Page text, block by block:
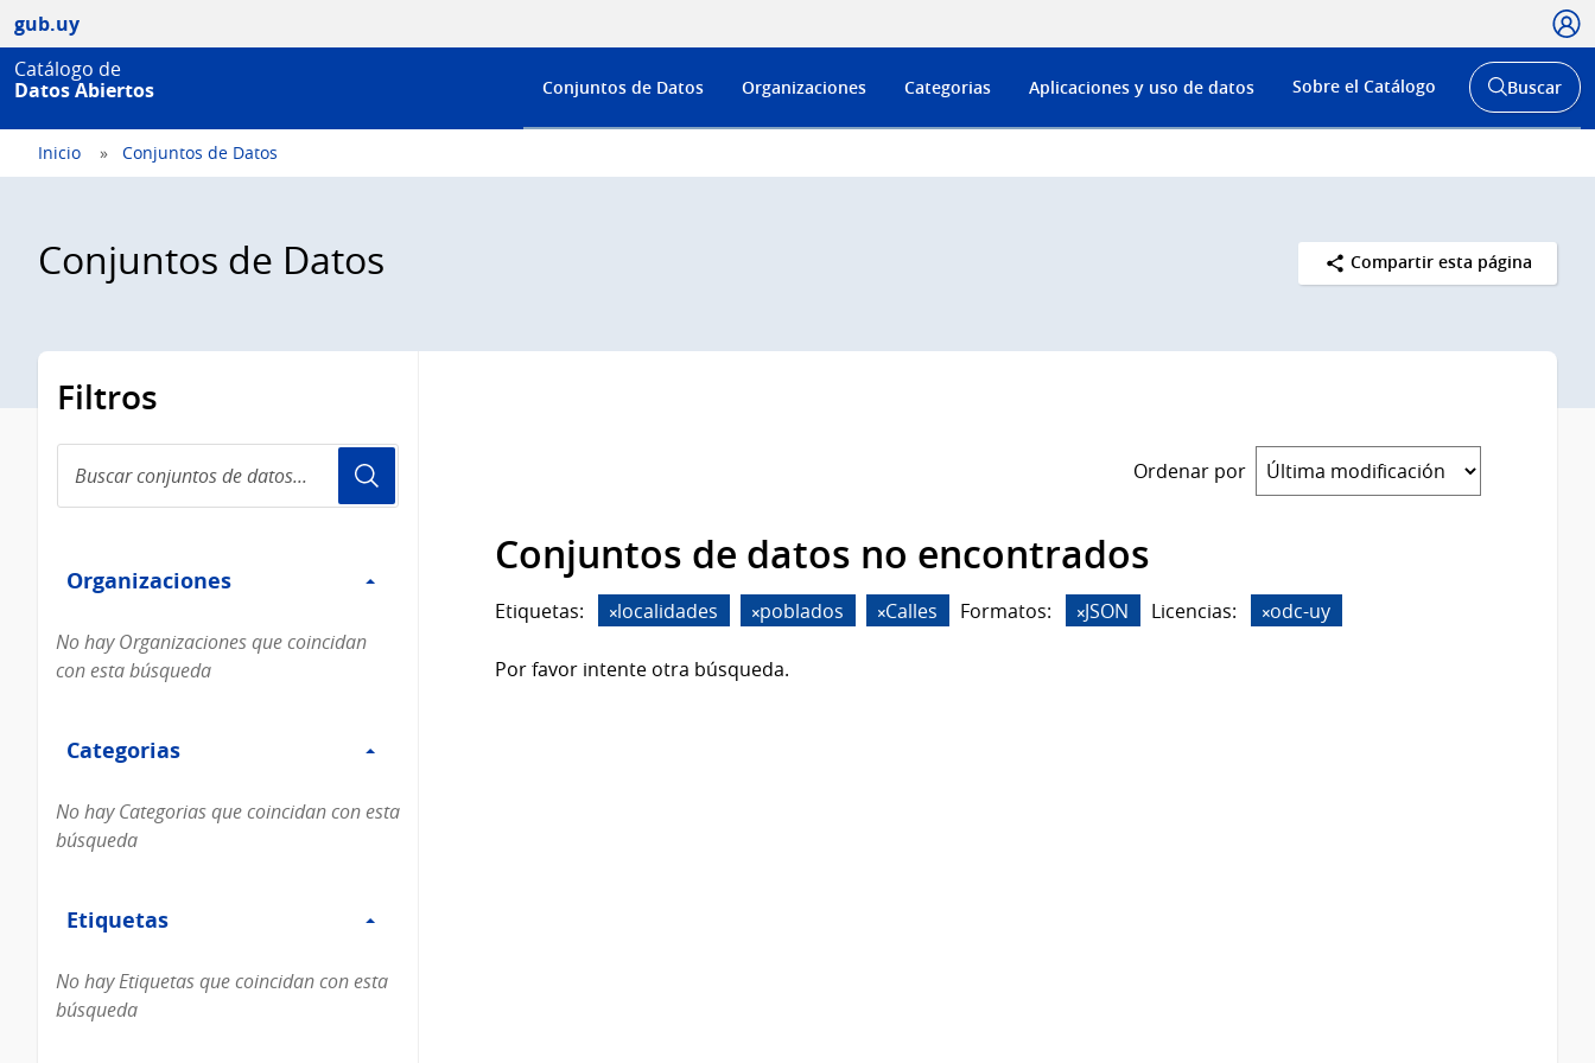
gub.uy
Catálogo de
Datos Abiertos
Menú
de
Conjuntos de Datos Organizaciones Categorias Aplicaciones y uso de datos Sobre el Catálogo
Abrir
buscador
Buscar
Inicio Conjuntos de Datos
Conjuntos de Datos Compartir esta página
Filtros
conjuntos
de
Organizaciones
Organizaciones
No hay Organizaciones que coincidan
con esta búsqueda
Categorias
Categorias
No hay Categorias que coincidan con esta
búsqueda
Etiquetas
Etiquetas
No hay Etiquetas que coincidan con esta
búsqueda
Ordenar por
Conjuntos de datos no encontrados
Etiquetas: localidades poblados Calles Formatos: JSON Licencias: odc-uy
Por favor intente otra búsqueda.